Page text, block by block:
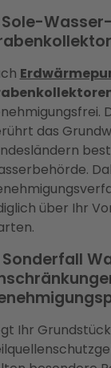
Sole-
das
über Ihr
Sonderfall
Ihr